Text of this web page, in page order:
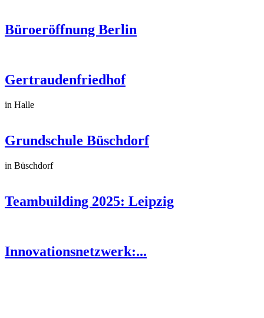
Büroeröffnung Berlin
Gertraudenfriedhof
in Halle
Grundschule Büschdorf
in Büschdorf
Teambuilding 2025: Leipzig
Innovationsnetzwerk:...